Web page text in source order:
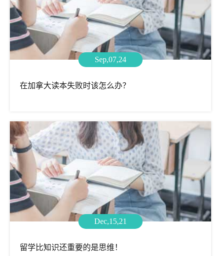
Sep,07,24
在加拿大读本失败时该怎么办？
Dec,15,21
留学比知识还重要的是思维！